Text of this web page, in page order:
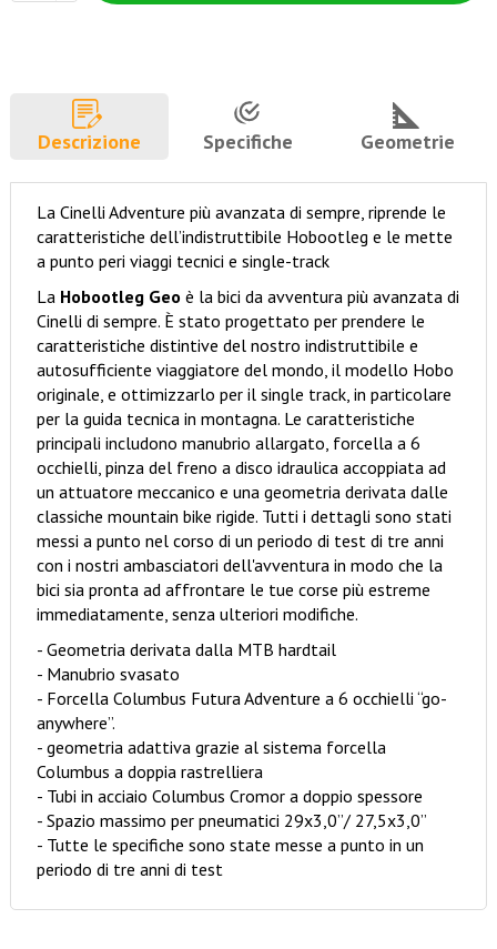
Descrizione Specifiche Geometrie
La Cinelli Adventure più avanzata di sempre, riprende le
caratteristiche dell’indistruttibile Hobootleg e le mette
a punto peri viaggi tecnici e single-track
La Hobootleg Geo è la bici da avventura più avanzata di
Cinelli di sempre. È stato progettato per prendere le
caratteristiche distintive del nostro indistruttibile e
autosufficiente viaggiatore del mondo, il modello Hobo
originale, e ottimizzarlo per il single track, in particolare
per la guida tecnica in montagna. Le caratteristiche
principali includono manubrio allargato, forcella a 6
occhielli, pinza del freno a disco idraulica accoppiata ad
un attuatore meccanico e una geometria derivata dalle
classiche mountain bike rigide. Tutti i dettagli sono stati
messi a punto nel corso di un periodo di test di tre anni
con i nostri ambasciatori dell'avventura in modo che la
bici sia pronta ad affrontare le tue corse più estreme
immediatamente, senza ulteriori modifiche.
- Geometria derivata dalla MTB hardtail
- Manubrio svasato
- Forcella Columbus Futura Adventure a 6 occhielli “go-
anywhere”.
- geometria adattiva grazie al sistema forcella
Columbus a doppia rastrelliera
- Tubi in acciaio Columbus Cromor a doppio spessore
- Spazio massimo per pneumatici 29x3,0”/ 27,5x3,0”
- Tutte le specifiche sono state messe a punto in un
periodo di tre anni di test